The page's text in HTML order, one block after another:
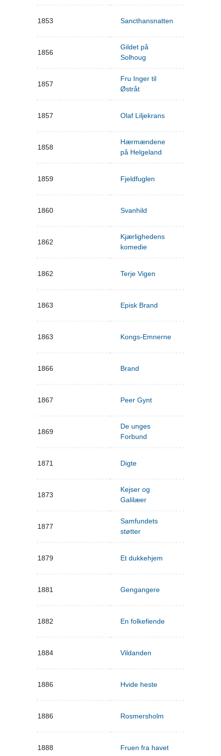
1853 Sancthansnatten
1856
Gildet på
Solhoug
1857
Fru Inger til
Østråt
1857 Olaf Liljekrans
1858
Hærmændene
på Helgeland
1859 Fjeldfuglen
1860 Svanhild
1862
Kjærlighedens
komedie
1862 Terje Vigen
1863 Episk Brand
1863 Kongs-Emnerne
1866 Brand
1867 Peer Gynt
1869
De unges
Forbund
1871 Digte
1873
Kejser og
Galilæer
1877
Samfundets
støtter
1879 Et dukkehjem
1881 Gengangere
1882 En folkefiende
1884 Vildanden
1886 Hvide heste
1886 Rosmersholm
1888 Fruen fra havet